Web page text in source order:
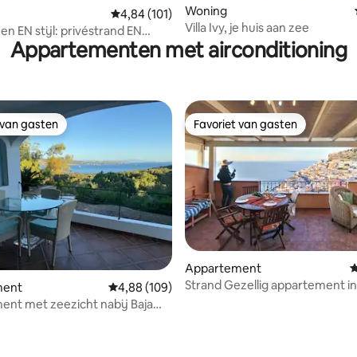
van 4,97 op 5, 39 recensiesGemiddelde beoordeling van 4,84 op 5, 101
4,84 (101)
EN stijl: privéstrand EN
Woning
Villa Ivy, je huis aan zee
Appartementen met airconditioning
van 4,97 op 5, 194 recensies
gasten
gasten
Gemiddelde beoordeling van 4,88 op 5, 109
4,88 (109)
met zeezicht nabij Baja
Favoriet van gasten
Favoriet van gasten
Appartement
Strand Gezellig appartement in